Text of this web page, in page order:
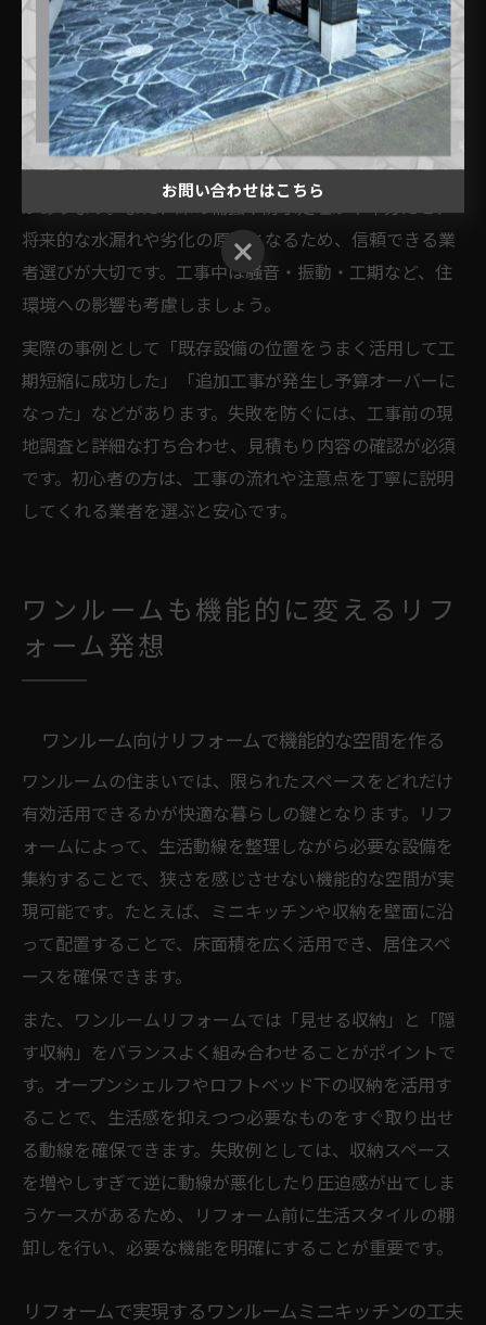
容量、壁や床の下地状況など、現場ごとの制約を事前に
チェックしなければなりません。マンションや集合住宅
の場合は管理規約や防火基準も確認が必要です。
注意点として、換気扇や排気ダクトの設置スペースが確
保できない場合、湿気や臭いがこもりやすくなるリスク
があります。また、床の補強や防水処理が不十分だと、
将来的な水漏れや劣化の原因となるため、信頼できる業
者選びが大切です。工事中は騒音・振動・工期など、住
環境への影響も考慮しましょう。
実際の事例として「既存設備の位置をうまく活用して工
期短縮に成功した」「追加工事が発生し予算オーバーに
なった」などがあります。失敗を防ぐには、工事前の現
地調査と詳細な打ち合わせ、見積もり内容の確認が必須
です。初心者の方は、工事の流れや注意点を丁寧に説明
してくれる業者を選ぶと安心です。
ワンルームも機能的に変えるリフ
ォーム発想
ワンルーム向けリフォームで機能的な空間を作る
ワンルームの住まいでは、限られたスペースをどれだけ
有効活用できるかが快適な暮らしの鍵となります。リフ
ォームによって、生活動線を整理しながら必要な設備を
集約することで、狭さを感じさせない機能的な空間が実
現可能です。たとえば、ミニキッチンや収納を壁面に沿
って配置することで、床面積を広く活用でき、居住スペ
ースを確保できます。
また、ワンルームリフォームでは「見せる収納」と「隠
す収納」をバランスよく組み合わせることがポイントで
す。オープンシェルフやロフトベッド下の収納を活用す
ることで、生活感を抑えつつ必要なものをすぐ取り出せ
る動線を確保できます。失敗例としては、収納スペース
を増やしすぎて逆に動線が悪化したり圧迫感が出てしま
うケースがあるため、リフォーム前に生活スタイルの棚
卸しを行い、必要な機能を明確にすることが重要です。
リフォームで実現するワンルームミニキッチンの工夫
お問い合わせはこちら
お問い合わせはこちら